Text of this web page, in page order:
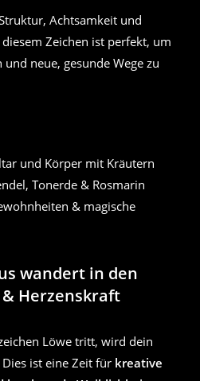
Achtsamkeit und
Zeichen ist perfekt, um
neue, gesunde Wege zu
und Körper mit Kräutern
Tonerde & Rosmarin
& magische
wandert in den
Herzenskraft
Löwe tritt, wird dein
ist eine Zeit für kreative